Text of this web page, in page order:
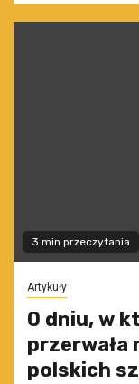
3 min przeczytania
Artykuły
O dniu, w
przerwała
polskich